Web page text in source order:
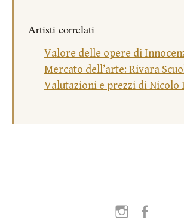
Artisti correlati
Valore delle opere di
Mercato dell’arte: Rivara
Valutazioni e prezzi di Nicolo
Instagram